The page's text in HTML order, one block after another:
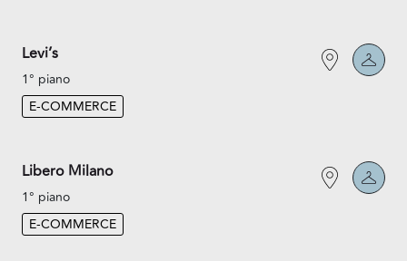
Levi’s
1° piano
E-COMMERCE
Libero Milano
1° piano
E-COMMERCE